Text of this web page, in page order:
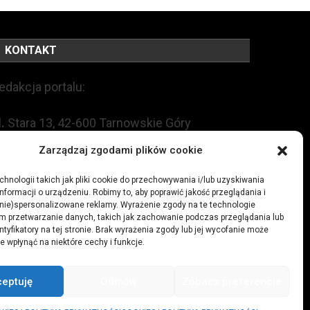
Zarządzaj zgodami plików cookie
takich jak pliki cookie do przechowywania i/lub uzyskiwania
o urządzeniu. Robimy to, aby poprawić jakość przeglądania i
reklamy. Wyrażenie zgody na te technologie
przetwarzanie danych, takich jak zachowanie podczas przeglądania lub
na tej stronie. Brak wyrażenia zgody lub jej wycofanie może
wpłynąć na niektóre cechy i funkcje.
KONTAKT
portalu:
Stara 13, 42-600 Tarnowskie Góry
+48 509 547 822
redakcja@czytamiwiem.pl
biuro@czytamiwiem.pl